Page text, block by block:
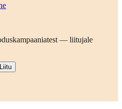
— liitujale
Liitu